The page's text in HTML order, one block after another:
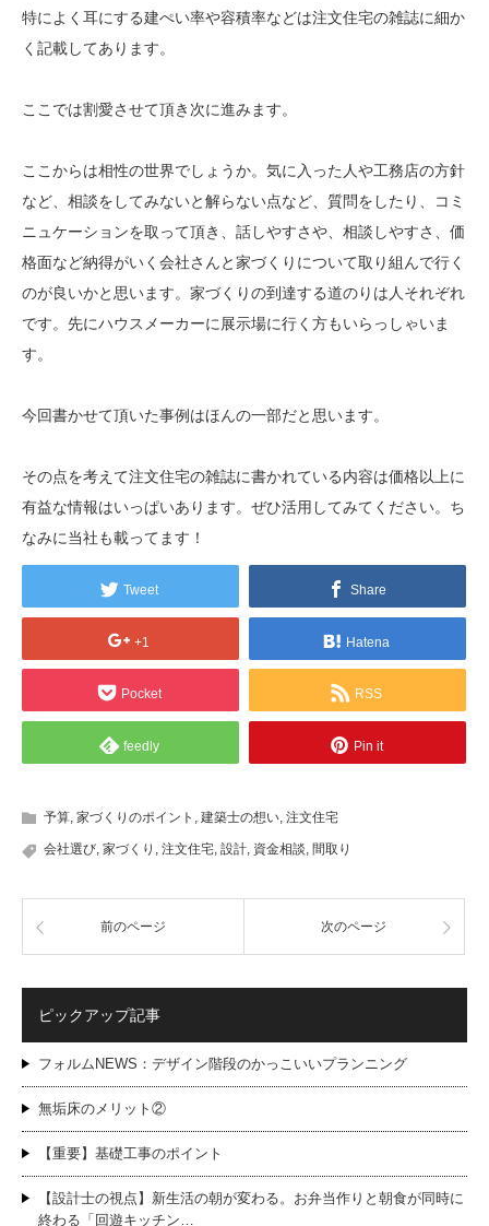
特によく耳にする建ぺい率や容積率などは注文住宅の雑誌に細か
く記載してあります。
ここでは割愛させて頂き次に進みます。
ここからは相性の世界でしょうか。気に入った人や工務店の方針
など、相談をしてみないと解らない点など、質問をしたり、コミ
ニュケーションを取って頂き、話しやすさや、相談しやすさ、価
格面など納得がいく会社さんと家づくりについて取り組んで行く
のが良いかと思います。家づくりの到達する道のりは人それぞれ
です。先にハウスメーカーに展示場に行く方もいらっしゃいま
す。
今回書かせて頂いた事例はほんの一部だと思います。
その点を考えて注文住宅の雑誌に書かれている内容は価格以上に
有益な情報はいっぱいあります。ぜひ活用してみてください。ち
なみに当社も載ってます！
Tweet Share
+1 Hatena
Pocket RSS
feedly Pin it
予算, 家づくりのポイント , 建築士の想い, 注文住宅
会社選び, 家づくり , 注文住宅, 設計, 資金相談, 間取り
前のページ 次のページ
ピックアップ記事
フォルムNEWS：デザイン階段のかっこいいプランニング
無垢床のメリット②
【重要】基礎工事のポイント
【設計士の視点】新生活の朝が変わる。お弁当作りと朝食が同時に
終わる「回遊キッチン…